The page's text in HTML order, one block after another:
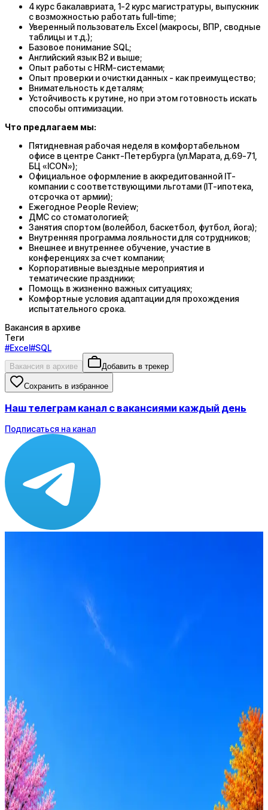
4 курс бакалавриата, 1-2 курс магистратуры, выпускник
с возможностью работать full-time;
Уверенный пользователь Excel (макросы, ВПР, сводные
таблицы и т.д.);
Базовое понимание SQL;
Английский язык В2 и выше;
Опыт работы с HRM-системами;
Опыт проверки и очистки данных - как преимущество;
Внимательность к деталям;
Устойчивость к рутине, но при этом готовность искать
способы оптимизации.
Что предлагаем мы:
Пятидневная рабочая неделя в комфортабельном
офисе в центре Санкт-Петербурга (ул.Марата, д.69-71,
БЦ «ICON»);
Официальное оформление в аккредитованной IT-
компании с соответствующими льготами (IT-ипотека,
отсрочка от армии);
Ежегодное People Review;
ДМС со стоматологией;
Занятия спортом (волейбол, баскетбол, футбол, йога);
Внутренняя программа лояльности для сотрудников;
Внешнее и внутреннее обучение, участие в
конференциях за счет компании;
Корпоративные выездные мероприятия и
тематические праздники;
Помощь в жизненно важных ситуациях;
Комфортные условия адаптации для прохождения
испытательного срока.
Вакансия в архиве
Теги
#Excel#SQL
Вакансия в архиве Добавить в трекер
Сохранить в избранное
Наш телеграм канал с вакансиями каждый день
Подписаться на канал
Оффер быстрее с Эйч